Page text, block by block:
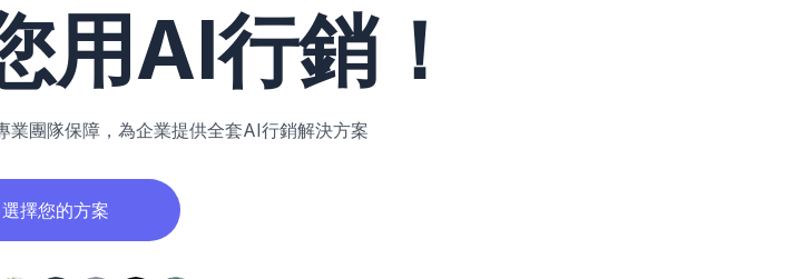
用AI行銷！
業團隊保障，為企業提供全套AI行銷解決方案
選擇您的方案